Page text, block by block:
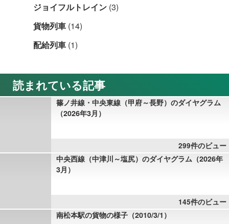
ジョイフルトレイン (3)
貨物列車 (14)
配給列車 (1)
読まれている記事
篠ノ井線・中央東線（甲府～長野）のダイヤグラム
（2026年3月）
299件のビュー
中央西線（中津川～塩尻）のダイヤグラム（2026年
3月）
145件のビュー
南松本駅の貨物の様子（2010/3/1）